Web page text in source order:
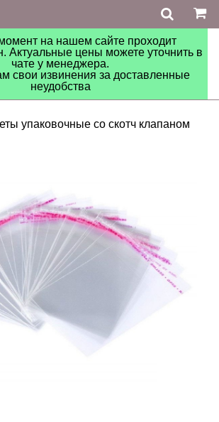
на нашем сайте проходит
Актуальные цены можете уточнить в
чате у менеджера.
свои извинения за доставленные
неудобства
упаковочные со скотч клапаном